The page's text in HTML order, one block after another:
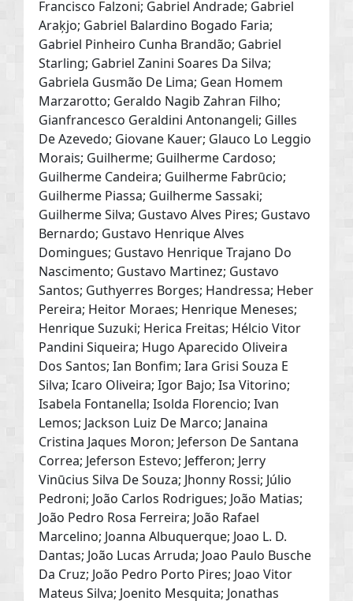
Francisco Falzoni; Gabriel Andrade; Gabriel
Araķjo; Gabriel Balardino Bogado Faria;
Gabriel Pinheiro Cunha Brandão; Gabriel
Starling; Gabriel Zanini Soares Da Silva;
Gabriela Gusmão De Lima; Gean Homem
Marzarotto; Geraldo Nagib Zahran Filho;
Gianfrancesco Geraldini Antonangeli; Gilles
De Azevedo; Giovane Kauer; Glauco Lo Leggio
Morais; Guilherme; Guilherme Cardoso;
Guilherme Candeira; Guilherme Fabrūcio;
Guilherme Piassa; Guilherme Sassaki;
Guilherme Silva; Gustavo Alves Pires; Gustavo
Bernardo; Gustavo Henrique Alves
Domingues; Gustavo Henrique Trajano Do
Nascimento; Gustavo Martinez; Gustavo
Santos; Guthyerres Borges; Handressa; Heber
Pereira; Heitor Moraes; Henrique Meneses;
Henrique Suzuki; Herica Freitas; Hélcio Vitor
Pandini Siqueira; Hugo Aparecido Oliveira
Dos Santos; Ian Bonfim; Iara Grisi Souza E
Silva; Icaro Oliveira; Igor Bajo; Isa Vitorino;
Isabela Fontanella; Isolda Florencio; Ivan
Lemos; Jackson Luiz De Marco; Janaina
Cristina Jaques Moron; Jeferson De Santana
Correa; Jeferson Estevo; Jefferon; Jerry
Vinūcius Silva De Souza; Jhonny Rossi; Júlio
Pedroni; João Carlos Rodrigues; João Matias;
João Pedro Rosa Ferreira; João Rafael
Marcelino; Joanna Albuquerque; Joao L. D.
Dantas; João Lucas Arruda; Joao Paulo Busche
Da Cruz; João Pedro Porto Pires; Joao Vitor
Mateus Silva; Joenito Mesquita; Jonathas